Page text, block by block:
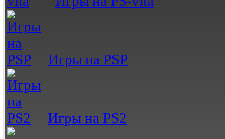
Игры на PSP
Игры на PS2